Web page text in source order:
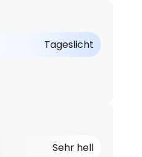
Tageslicht
Sehr hell